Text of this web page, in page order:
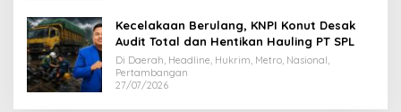
Kecelakaan Berulang, KNPI Konut Desak
Audit Total dan Hentikan Hauling PT SPL
Di Daerah, Headline, Hukrim, Metro, Nasional,
Pertambangan
27/07/2026